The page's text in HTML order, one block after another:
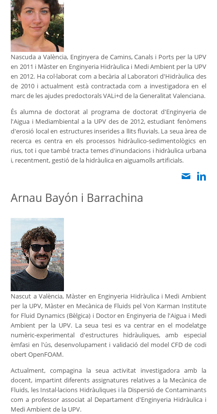
Nascuda a València, Enginyera de Camins, Canals i Ports per la UPV
en 2011 i Màster en Enginyeria Hidràulica i Medi Ambient per la UPV
en 2012. Ha col·laborat com a becària al Laboratori d'Hidràulica des
de 2010 i actualment està contractada com a investigadora en el
marc de les ajudes predoctorals VALi+d de la Generalitat Valenciana.
És alumna de doctorat al programa de doctorat d'Enginyeria de
l'Aigua i Mediambiental a la UPV des de 2012, estudiant fenòmens
d'erosió local en estructures inserides a llits fluvials. La seua àrea de
recerca es centra en els processos hidràulico-sedimentològics en
rius, tot i que també tracta temes d'inundacions i hidràulica urbana
i, recentment, gestió de la hidràulica en aiguamolls artificials.
Arnau Bayón i Barrachina
Nascut a València, Màster en Enginyeria Hidràulica i Medi Ambient
per la UPV, Màster en Mecànica de Fluids pel Von Karman Institute
for Fluid Dynamics (Bèlgica) i Doctor en Enginyeria de l'Aigua i Medi
Ambient per la UPV. La seua tesi es va centrar en el modelatge
numèric-experimental d'estructures hidràuliques, amb especial
èmfasi en l'ús, desenvolupament i validació del model CFD de codi
obert OpenFOAM.
Actualment, compagina la seua activitat investigadora amb la
docent, impartint diferents assignatures relatives a la Mecànica de
Fluids, les Instal·lacions Hidràuliques i la Dispersió de Contaminants
com a professor associat al Departament d'Enginyeria Hidràulica i
Medi Ambient de la UPV.